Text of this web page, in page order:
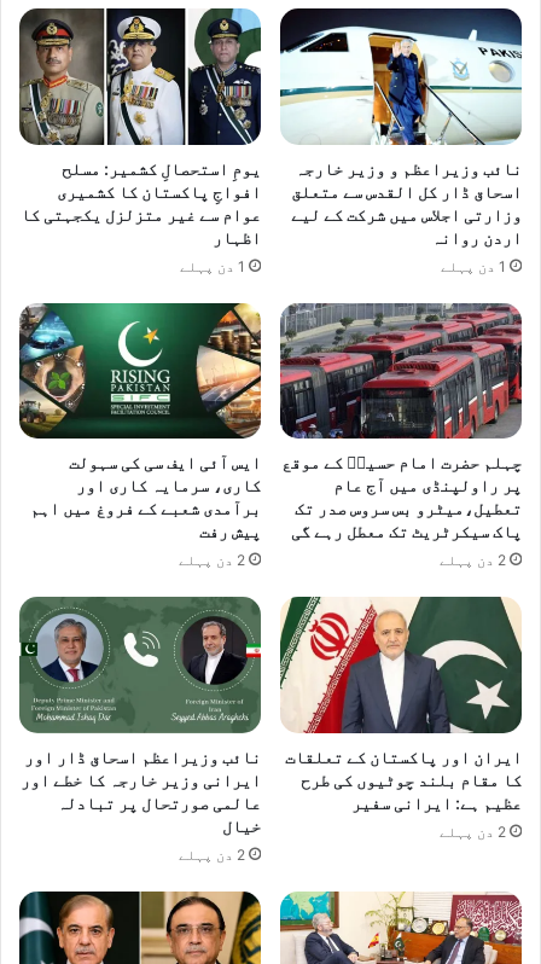
غ
ی
ر
م
ز
ل
ز
ل
ع
ز
ک
ا
ا
ع
ا
ہ
نائب وزیراعظم و وزیر خارجہ
اسحاق ڈار کل القدس سے متعلق
وزارتی اجلاس میں شرکت کے لیے
اردن روانہ
1 دن پہلے
یومِ استحصالِ کشمیر: مسلح
افواجِ پاکستان کا کشمیری
عوام سے غیر متزلزل یکجہتی کا
اظہار
1 دن پہلے
چہلم حضرت امام حسینؓ کے موقع
پر راولپنڈی میں آج عام
تعطیل،میٹرو بس سروس صدر تک
پاک سیکرٹریٹ تک معطل رہے گی
2 دن پہلے
ایس آئی ایف سی کی سہولت
کاری، سرمایہ کاری اور
برآمدی شعبے کے فروغ میں اہم
پیش رفت
2 دن پہلے
ایران اور پاکستان کے تعلقات
کا مقام بلند چوٹیوں کی طرح
عظیم ہے: ایرانی سفیر
2 دن پہلے
نائب وزیراعظم اسحاق ڈار اور
ایرانی وزیر خارجہ کا خطے اور
عالمی صورتحال پر تبادلہ
خیال
2 دن پہلے